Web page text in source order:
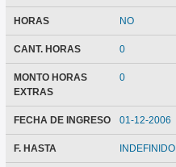
HORAS NO
CANT. HORAS 0
MONTO HORAS
EXTRAS
0
FECHA DE INGRESO 01-12-2006
F. HASTA INDEFINIDO